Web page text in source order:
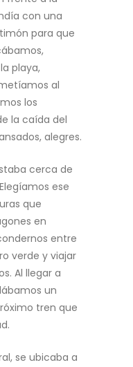
con una
para que
playa,
al
los
la caída del
alegres.
cerca de
ese
que
en
entre
verde y viajar
Al llegar a
un
tren que
se ubicaba a